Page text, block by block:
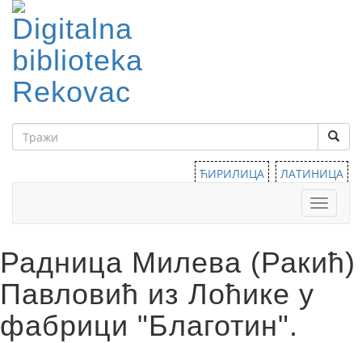
ЋИРИЛИЦА
ЛАТИНИЦА
Тоггле
Радница Милева (Ракић)
Павловић из Лоћике у
фабрици "Благотин".